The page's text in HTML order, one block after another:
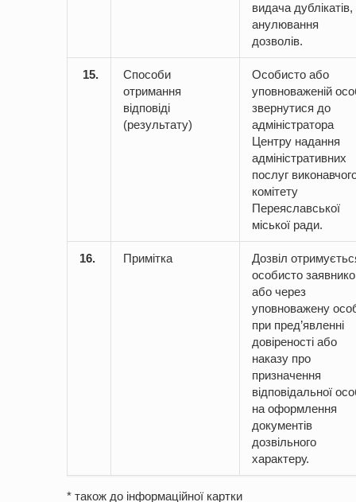
видача дублікатів,
анулювання
дозволів.
15.
Способи
отримання
відповіді
(результату)
Особисто або
уповноваженій
звернутися до
адміністратора
Центру надання
адміністративних
послуг
комітету
Переяславської
міської ради.
16. Примітка
Дозвіл
особисто
або через
уповноважену
при пред’явленні
довіреності або
наказу про
призначення
відповідальної
на оформлення
документів
дозвільного
характеру.
* також до інформаційної картки